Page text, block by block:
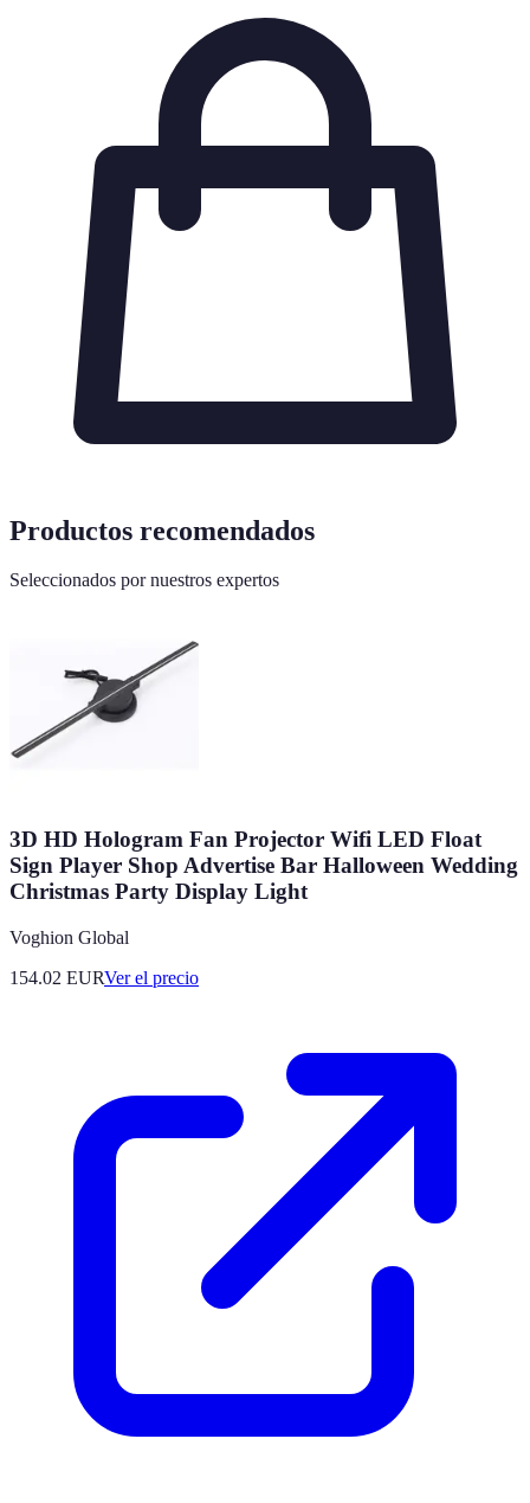
Productos recomendados
Seleccionados por nuestros expertos
3D HD Hologram Fan Projector Wifi LED Float
Sign Player Shop Advertise Bar Halloween Wedding
Christmas Party Display Light
Voghion Global
154.02 EURVer el precio